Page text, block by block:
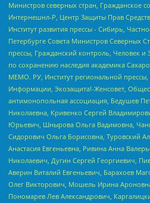
Министров северных стран, Гражданское
Интернешнл-Р, Центр Защиты Прав
Институт развития прессы - Сибирь,
Петербурге Совета Министров Северных
прессы, Гражданский контроль, Человек
по сохранению наследия академика
МЕМО. РУ, Институт региональной прессы,
Информации, Экозащита!-Женсовет,
антимонопольная ассоциация, Бедушев
Николаевна, Кривенко Сергей
Юрьевич, Шнырова Ольга Вадимовна,
Сидорович Ольга Борисовна, Туровский
Анастасия Евгеньевна, Ривина Анна
Николаевич, Дугин Сергей Георгиевич,
Аверин Виталий Евгеньевич, Барахоев
Олег Викторович, Мошель Ирина
Пономарев Лев Александрович,